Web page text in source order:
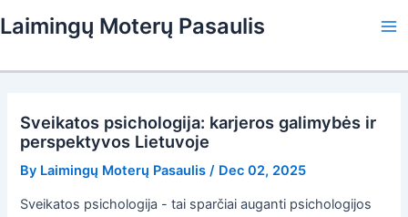
to
Laimingų Moterų Pasaulis
Sveikatos psichologija: karjeros galimybės ir
perspektyvos Lietuvoje
By Laimingų Moterų Pasaulis / Dec 02, 2025
Sveikatos psichologija - tai sparčiai auganti psichologijos